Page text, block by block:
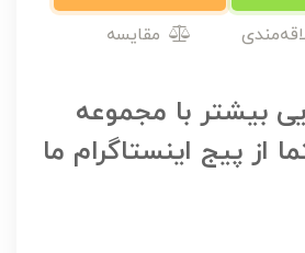
مقایسه
بیشتر با مجموعه
از پیج اینستاگرام ما